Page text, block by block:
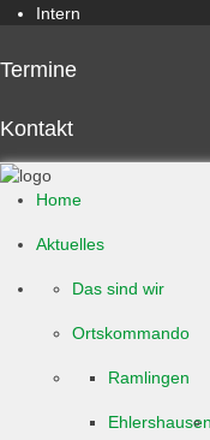
Intern
Termine
Kontakt
Home
Aktuelles
Das sind wir
Ortskommando
Ramlingen
Ehlershausen